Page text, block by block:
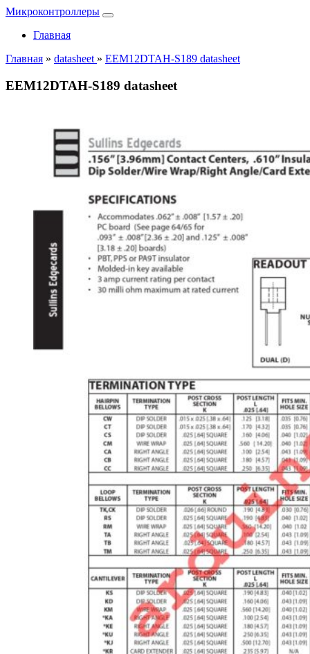
Микроконтроллеры
Главная
Главная » datasheet » EEM12DTAH-S189 datasheet
EEM12DTAH-S189 datasheet